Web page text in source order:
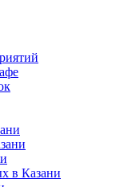
в Казани